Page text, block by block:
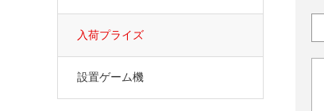
入荷プライズ
設置ゲーム機